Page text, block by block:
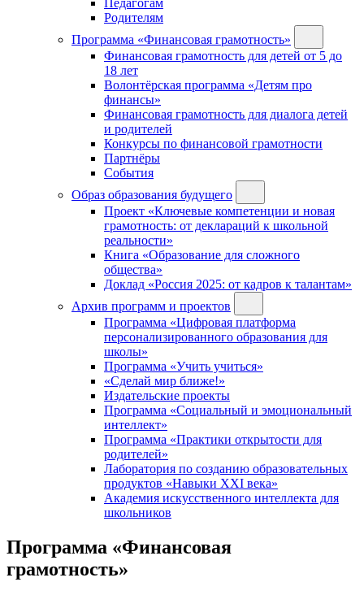
Педагогам
Родителям
Программа «Финансовая грамотность»
Финансовая грамотность для детей от 5 до
18 лет
Волонтёрская программа «Детям про
финансы»
Финансовая грамотность для диалога детей
и родителей
Конкурсы по финансовой грамотности
Партнёры
События
Образ образования будущего
Проект «Ключевые компетенции и новая
грамотность: от деклараций к школьной
реальности»
Книга «Образование для сложного
общества»
Доклад «Россия 2025: от кадров к талантам»
Архив программ и проектов
Программа «Цифровая платформа
персонализированного образования для
школы»
Программа «Учить учиться»
«Сделай мир ближе!»
Издательские проекты
Программа «Социальный и эмоциональный
интеллект»
Программа «Практики открытости для
родителей»
Лаборатория по созданию образовательных
продуктов «Навыки XXI века»
Академия искусственного интеллекта для
школьников
Программа «Финансовая
грамотность»